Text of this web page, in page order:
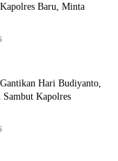
Baru, Minta
Hari Budiyanto,
Sambut Kapolres